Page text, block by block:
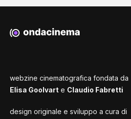
webzine cinematografica fondata da
Elisa Goolvart e Claudio Fabretti
design originale e sviluppo a cura di